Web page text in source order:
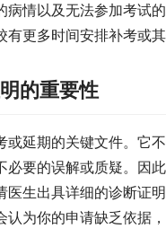
病情以及无法参加考试的
更多时间安排补考或其
的重要性
或延期的关键文件。它
必要的误解或质疑。因
医生出具详细的诊断证
认为你的申请缺乏依据